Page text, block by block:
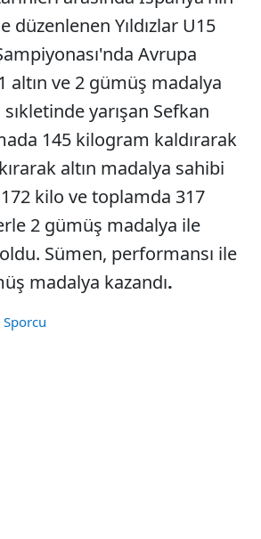
düzenlenen Yıldızlar U15
Avrupa
altın ve 2 gümüş madalya
yarışan Sefkan
145 kilogram kaldırarak
altın madalya sahibi
kilo ve toplamda 317
2 gümüş madalya ile
Sümen, performansı ile
madalya kazandı.
Sporcu